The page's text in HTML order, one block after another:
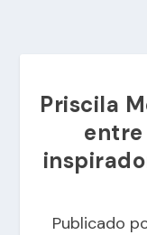
Priscila
entre
Publicado